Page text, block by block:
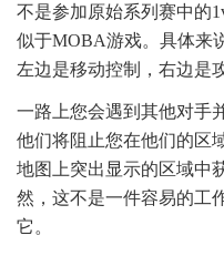
不是参加原始系列赛中的
似于MOBA游戏。具体来
左边是移动控制，右边是
一路上您会遇到其他对手
他们将阻止您在他们的区
地图上突出显示的区域中
然，这不是一件容易的工
它。